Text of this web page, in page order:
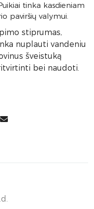
tinka kasdieniam
paviršių valymui.
stiprumas,
nuplauti vandeniu
šveistuką
bei naudoti.